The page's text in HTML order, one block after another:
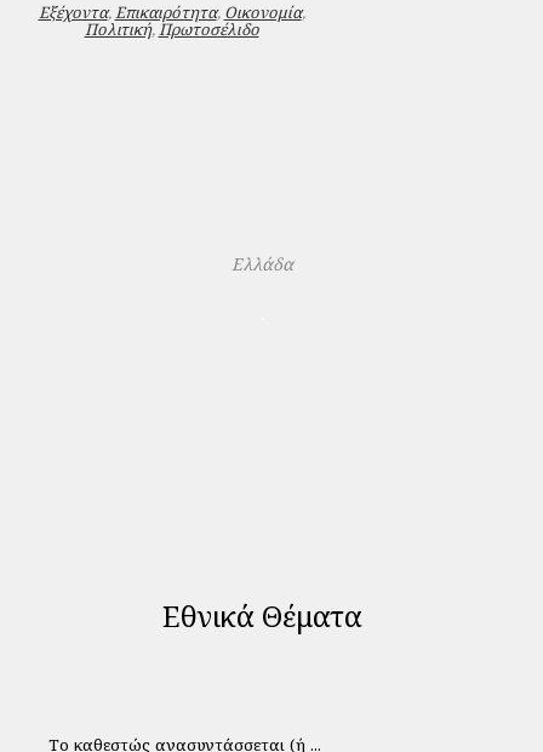
Εξέχοντα,Επικαιρότητα, Οικονομία,
Πολιτική,Πρωτοσέλιδο
Ελλάδα
Εθνικά Θέματα
Το καθεστώς ανασυντάσσεται (ή ...